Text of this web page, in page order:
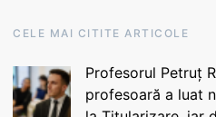
CELE MAI CITITE ARTICOLE
Profesorul Petruț
profesoară a luat